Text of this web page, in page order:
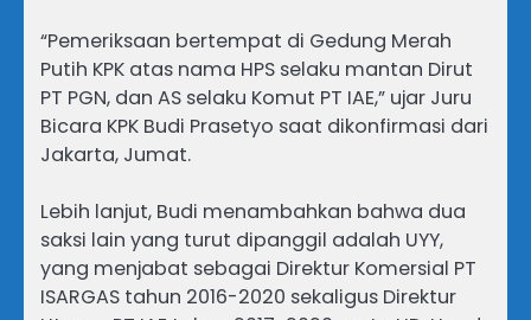
“Pemeriksaan bertempat di Gedung Merah
Putih KPK atas nama HPS selaku mantan Dirut
PT PGN, dan AS selaku Komut PT IAE,” ujar Juru
Bicara KPK Budi Prasetyo saat dikonfirmasi dari
Jakarta, Jumat.
Lebih lanjut, Budi menambahkan bahwa dua
saksi lain yang turut dipanggil adalah UYY,
yang menjabat sebagai Direktur Komersial PT
ISARGAS tahun 2016-2020 sekaligus Direktur